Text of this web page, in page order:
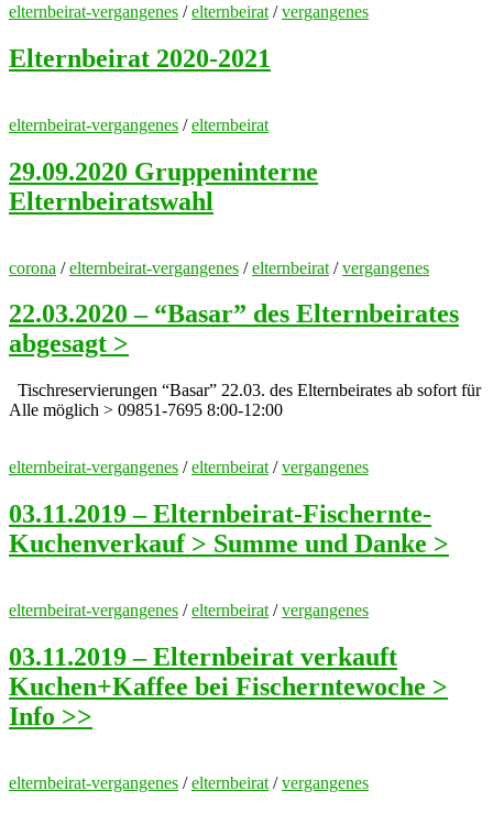
elternbeirat-vergangenes /elternbeirat /vergangenes
Elternbeirat 2020-2021
elternbeirat-vergangenes /elternbeirat
29.09.2020 Gruppeninterne
Elternbeiratswahl
corona /elternbeirat-vergangenes /elternbeirat /vergangenes
22.03.2020 – “Basar” des Elternbeirates
abgesagt >
Tischreservierungen “Basar” 22.03. des Elternbeirates ab sofort für
Alle möglich > 09851-7695 8:00-12:00
elternbeirat-vergangenes /elternbeirat /vergangenes
03.11.2019 – Elternbeirat-Fischernte-
Kuchenverkauf > Summe und Danke >
elternbeirat-vergangenes /elternbeirat /vergangenes
03.11.2019 – Elternbeirat verkauft
Kuchen+Kaffee bei Fischerntewoche >
Info >>
elternbeirat-vergangenes /elternbeirat /vergangenes